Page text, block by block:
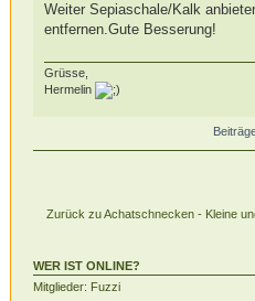
Weiter Sepiaschale/Kalk
entfernen.Gute Besserung!
Grüsse,
Hermelin
Zurück zu Achatschnecken - Kleine
WER IST ONLINE?
Mitglieder: Fuzzi